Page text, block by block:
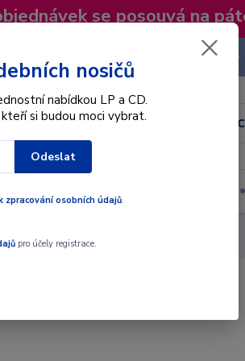
se posouvá na
Hledat
(Po-Pá, 8
Dárkové poukazy
- CD
nosičů
nabídkou LP a CD.
si budou moci vybrat.
Odeslat
zpracování osobních údajů.
pro účely registrace.